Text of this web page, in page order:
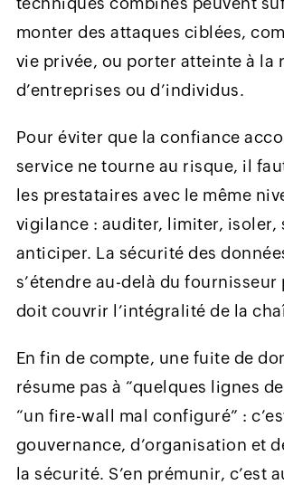
monter des attaques ciblées,
vie privée, ou porter atteinte à la
d’entreprises ou d’individus.
Pour éviter que la confiance
service ne tourne au risque, il
les prestataires avec le même
vigilance : auditer, limiter, isoler,
anticiper. La sécurité des
s’étendre au-delà du
doit couvrir l’intégralité de la
En fin de compte, une fuite de
résume pas à “quelques lignes
“un fire-wall mal configuré” :
gouvernance, d’organisation et
la sécurité. S’en prémunir, c’est